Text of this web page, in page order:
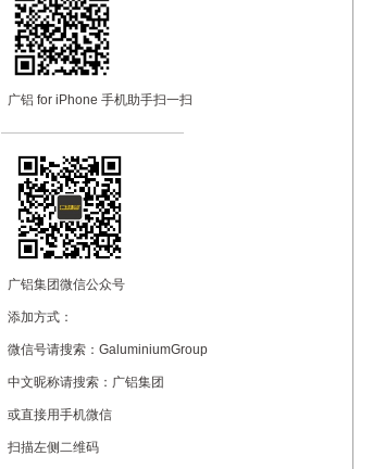
广铝 for iPhone 手机助手扫一扫
————————————
广铝集团微信公众号
添加方式：
微信号请搜索：GaluminiumGroup
中文昵称请搜索：广铝集团
或直接用手机微信
扫描左侧二维码